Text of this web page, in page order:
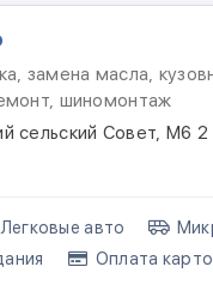
замена масла,
шиномонтаж
сельский Совет, М6 2
Легковые авто
Оплата